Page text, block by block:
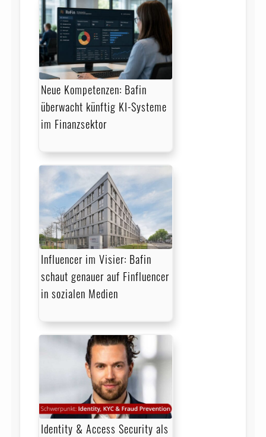
Neue Kompetenzen: Bafin
überwacht künftig KI-Systeme
im Finanzsektor
Influencer im Visier: Bafin
schaut genauer auf Finfluencer
in sozialen Medien
Identity & Access Security als